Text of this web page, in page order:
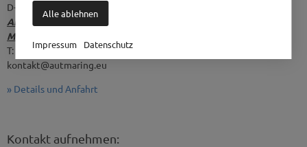
Alle ablehnen
Impressum Datenschutz
D-33129 Delbrück
Anlieferung:
Mo. - Fr. 07:00 - 16:00 Uhr
T: +49 5251 877 887 19
kontakt@autmaring.eu
» Details und Anfahrt
Kontakt aufnehmen: